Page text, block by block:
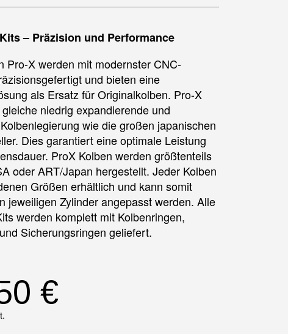
– Präzision und Performance
Pro-X werden mit modernster CNC-
und bieten eine
als Ersatz für Originalkolben. Pro-X
niedrig expandierende und
wie die großen japanischen
Dies garantiert eine optimale Leistung
ProX Kolben werden größtenteils
oder ART/Japan hergestellt. Jeder Kolben
Größen erhältlich und kann somit
jeweiligen Zylinder angepasst werden. Alle
werden komplett mit Kolbenringen,
Sicherungsringen geliefert.
€